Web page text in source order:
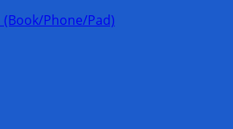
Phone/Pad)